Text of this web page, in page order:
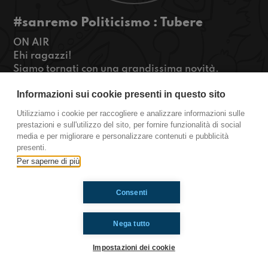
#sanremo Politicismo : Tubere
ON AIR
Ehi ragazzi!
Siamo tornati con una grandissima novità.
quattro chiacchere con ogni candidato sindaco...
siete pronti a fargli le pulci insieme a noi?
#OkkinSu
Sanremo
Ti è piaciuto? Condividilo!
Informazioni sui cookie presenti in questo sito
Utilizziamo i cookie per raccogliere e analizzare informazioni sulle
prestazioni e sull'utilizzo del sito, per fornire funzionalità di social
media e per migliorare e personalizzare contenuti e pubblicità
presenti.
Per saperne di più
Nega tutto
Consenti
Impostazioni dei cookie